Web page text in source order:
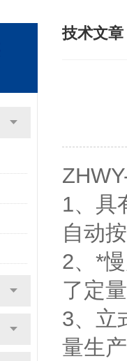
技术文章
1、具
自动
2、*
了定
3、立
量生